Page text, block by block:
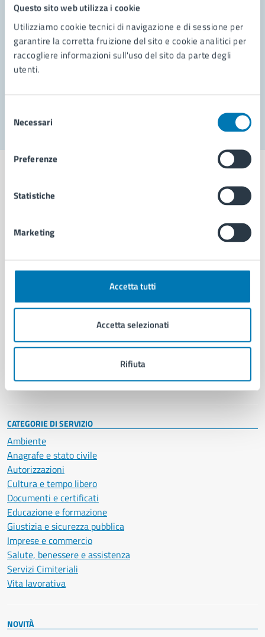
Questo sito web utilizza i cookie
Utilizziamo cookie tecnici di navigazione e di sessione per
garantire la corretta fruizione del sito e cookie analitici per
raccogliere informazioni sull'uso del sito da parte degli
utenti.
delNecessari
Preferenze
Statistiche
Marketing
Accetta tutti
Accetta selezionati
Rifiuta
Richiedi assistenza
Prenota appuntamento
Problemi in città
Aree amministrative
Uffici
Politici
Intranet, posta aziendale e protocollo
CATEGORIE DI SERVIZIO
Ambiente
Anagrafe e stato civile
Autorizzazioni
Cultura e tempo libero
Documenti e certificati
Educazione e formazione
Giustizia e sicurezza pubblica
Imprese e commercio
Salute, benessere e assistenza
Servizi Cimiteriali
Vita lavorativa
NOVITÀ